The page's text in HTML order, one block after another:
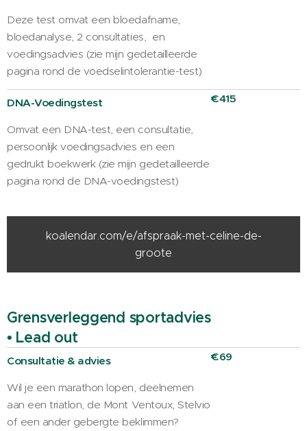
Deze test omvat een bloedafname,
bloedanalyse, 2 consultaties, en
voedingsadvies (zie mijn gedetailleerde
pagina rond de voedselintolerantie-test)
DNA-Voedingstest
Omvat een DNA-test, een consultatie,
persoonlijk voedingsadvies en een
gedrukt boekwerk (zie mijn gedetailleerde
pagina rond de DNA-voedingstest)
€415
koalendar.com/e/afspraak-met-celine-de-
groote
Grensverleggend sportadvies
• Lead out
Consultatie & advies
Wil je een marathon lopen, deelnemen
aan een triatlon, de Mont Ventoux, Stelvio
of een ander gebergte beklimmen?
€69